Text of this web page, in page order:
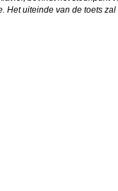
Het uiteinde van de toets zal